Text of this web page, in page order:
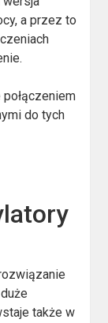
a przez to
do tych
także w